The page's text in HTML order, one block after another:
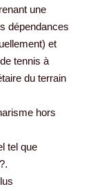
une
dépendances
et
tennis à
du terrain
hors
tel que